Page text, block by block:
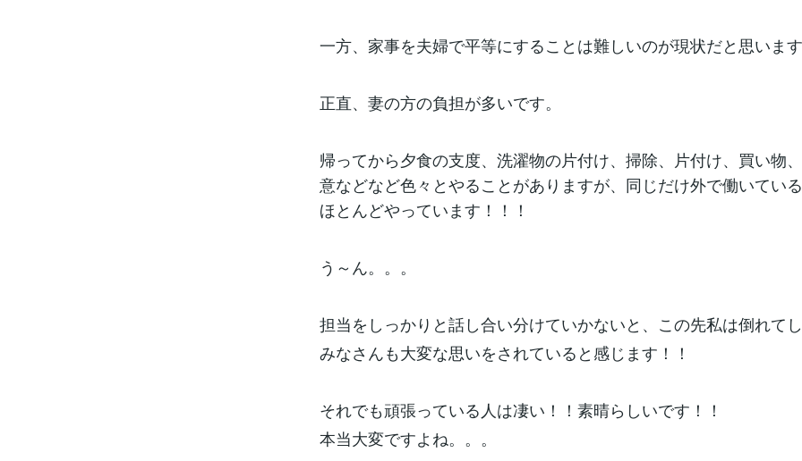
一方、家事を夫婦で平等にすることは難しいのが現状だと思います
正直、妻の方の負担が多いです。
帰ってから夕食の支度、洗濯物の片付け、掃除、片付け、買い物
意などなど色々とやることがありますが、同じだけ外で働いてい
ほとんどやっています！！！
う～ん。。。
担当をしっかりと話し合い分けていかないと、この先私は倒れて
みなさんも大変な思いをされていると感じます！！
それでも頑張っている人は凄い！！素晴らしいです！！
本当大変ですよね。。。